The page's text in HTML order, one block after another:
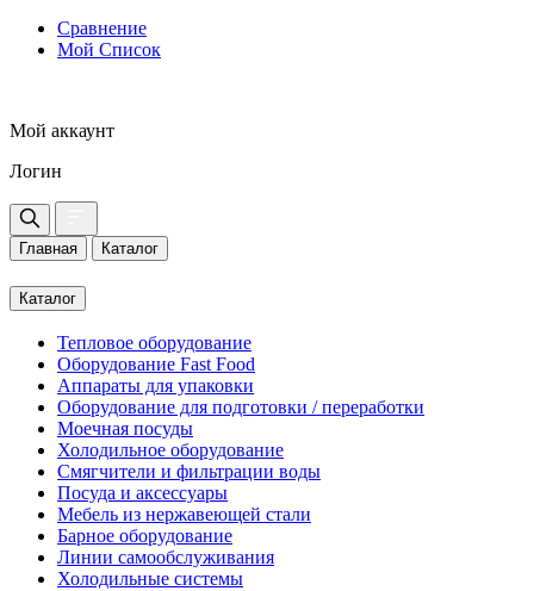
Сравнение
Мой Список
Мой аккаунт
Логин
Главная Каталог
Каталог
Тепловое оборудование
Оборудование Fast Food
Аппараты для упаковки
Оборудование для подготовки / переработки
Моечная посуды
Холодильное оборудование
Смягчители и фильтрации воды
Посуда и аксессуары
Мебель из нержавеющей стали
Барное оборудование
Линии самообслуживания
Холодильные системы